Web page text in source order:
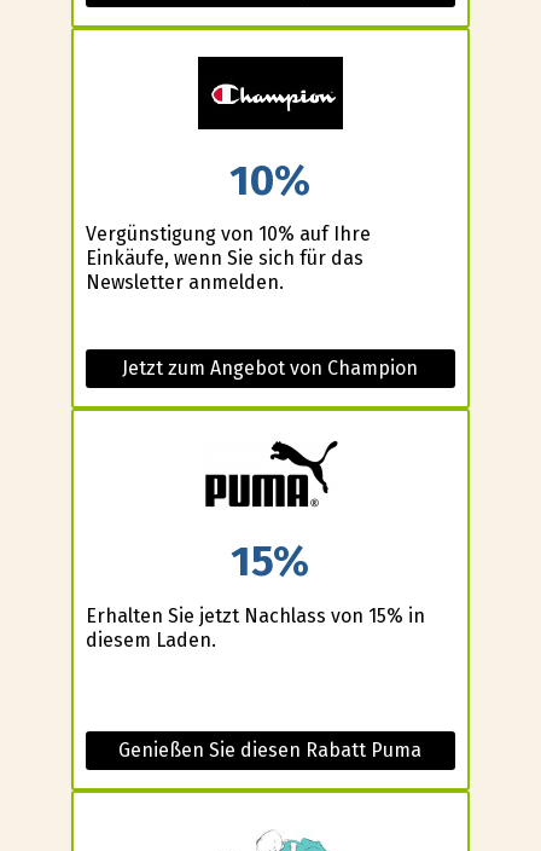
10%
Vergünstigung von 10% auf Ihre
Einkäufe, wenn Sie sich für das
Newsletter anmelden.
Jetzt zum Angebot von Champion
15%
Erhalten Sie jetzt Nachlass von 15% in
diesem Laden.
Genießen Sie diesen Rabatt Puma